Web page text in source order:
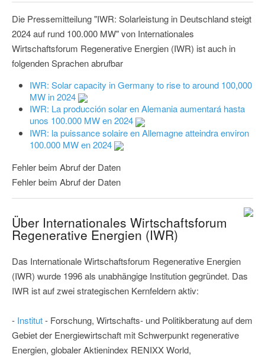
Die Pressemitteilung "IWR: Solarleistung in Deutschland steigt
2024 auf rund 100.000 MW" von Internationales
Wirtschaftsforum Regenerative Energien (IWR) ist auch in
folgenden Sprachen abrufbar
IWR: Solar capacity in Germany to rise to around 100,000
MW in 2024
IWR: La producción solar en Alemania aumentará hasta
unos 100.000 MW en 2024
IWR: la puissance solaire en Allemagne atteindra environ
100.000 MW en 2024
Fehler beim Abruf der Daten
Fehler beim Abruf der Daten
Über Internationales Wirtschaftsforum
Regenerative Energien (IWR)
Das Internationale Wirtschaftsforum Regenerative Energien
(IWR) wurde 1996 als unabhängige Institution gegründet. Das
IWR ist auf zwei strategischen Kernfeldern aktiv:
- Institut- Forschung, Wirtschafts- und Politikberatung auf dem
Gebiet der Energiewirtschaft mit Schwerpunkt regenerative
Energien, globaler Aktienindex RENIXX World,